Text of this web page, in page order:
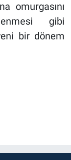
omurgasını
gibi
bir dönem